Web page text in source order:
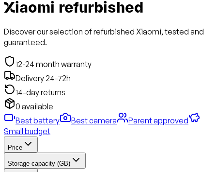
Xiaomi refurbished
Discover our selection of refurbished Xiaomi, tested and
guaranteed.
12-24 month warranty
Delivery 24-72h
14-day returns
0 available
Best battery
Best camera
Parent approved
Small budget
Price
Storage capacity (GB)